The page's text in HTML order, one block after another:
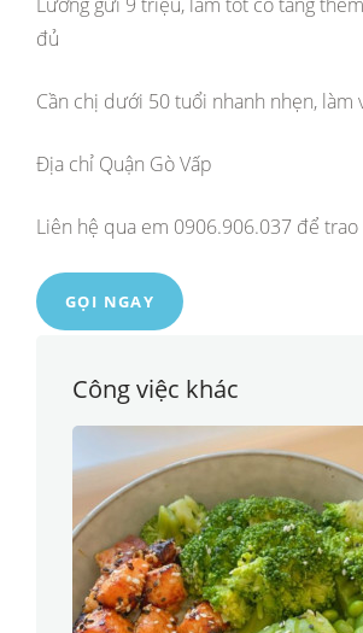
đủ
Cần chị dưới 50 tuổi nhanh nhẹn, làm
Địa chỉ Quận Gò Vấp
Liên hệ qua em 0906.906.037 để
GỌI NGAY
Công việc khác